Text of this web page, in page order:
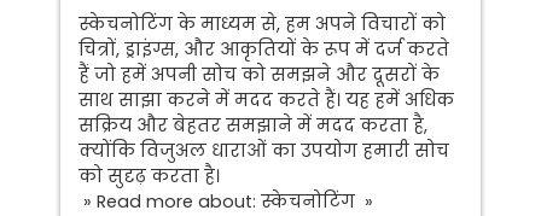
स्केचनोटिंग के माध्यम से, हम अपने विचारों को
चित्रों, ड्राइंग्स, और आकृतियों के रूप में दर्ज करते
हैं जो हमें अपनी सोच को समझने और दूसरों के
साथ साझा करने में मदद करते हैं। यह हमें अधिक
सक्रिय और बेहतर समझाने में मदद करता है,
क्योंकि विजुअल धाराओं का उपयोग हमारी सोच
को सुदृढ़ करता है।
» Read more about: स्केचनोटिंग »